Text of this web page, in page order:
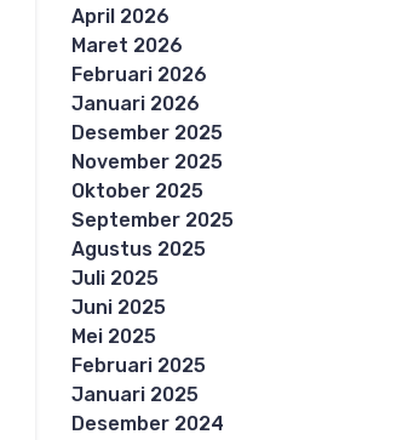
April 2026
Maret 2026
Februari 2026
Januari 2026
Desember 2025
November 2025
Oktober 2025
September 2025
Agustus 2025
Juli 2025
Juni 2025
Mei 2025
Februari 2025
Januari 2025
Desember 2024